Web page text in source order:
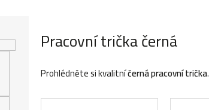
Pracovní trička černá
Prohlédněte si kvalitníčerná pracovní trička.